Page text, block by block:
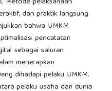
dan praktik langsung
bahwa UMKM
pencatatan
sebagai saluran
menerapkan
dihadapi pelaku UMKM.
pelaku usaha dan dunia